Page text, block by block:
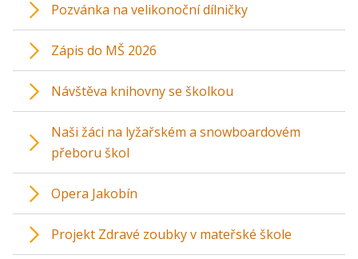
Pozvánka na velikonoční dílničky
Zápis do MŠ 2026
Návštěva knihovny se školkou
Naši žáci na lyžařském a snowboardovém
přeboru škol
Opera Jakobín
Projekt Zdravé zoubky v mateřské škole